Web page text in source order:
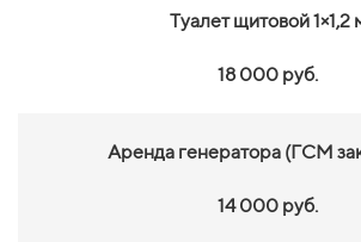
Туалет щитовой 1×1,2
18 000 руб.
Аренда генератора (ГСМ
14 000 руб.